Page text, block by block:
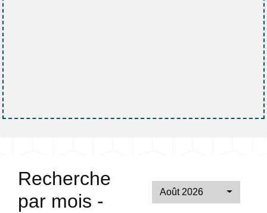
Recherche
par mois -
Août 2026